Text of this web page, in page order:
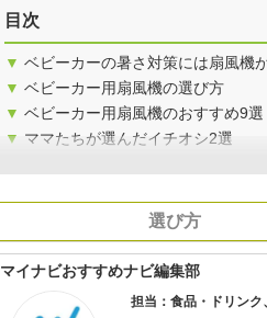
目次
▼ ベビーカーの暑さ対策には扇風機
▼ ベビーカー用扇風機の選び方
▼ ベビーカー用扇風機のおすすめ9選
▼ ママたちが選んだイチオシ2選
選び方
マイナビおすすめナビ編集部
担当：食品・ドリンク